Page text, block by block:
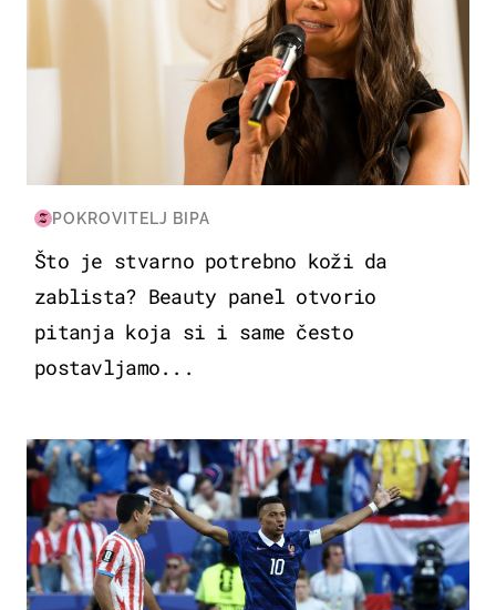
POKROVITELJ BIPA
Što je stvarno potrebno koži da
zablista? Beauty panel otvorio
pitanja koja si i same često
postavljamo...
SVJETSKO PRVENSTVO 2026